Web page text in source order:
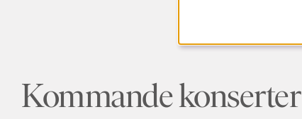
Kommande konserter